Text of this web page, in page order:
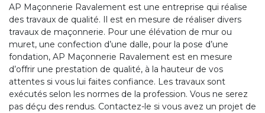
AP Maçonnerie Ravalement est une entreprise qui réalise
des travaux de qualité. Il est en mesure de réaliser divers
travaux de maçonnerie. Pour une élévation de mur ou
muret, une confection d’une dalle, pour la pose d’une
fondation, AP Maçonnerie Ravalement est en mesure
d’offrir une prestation de qualité, à la hauteur de vos
attentes si vous lui faites confiance. Les travaux sont
exécutés selon les normes de la profession. Vous ne serez
pas déçu des rendus. Contactez-le si vous avez un projet de